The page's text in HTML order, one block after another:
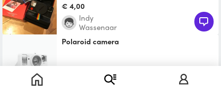
€ 4,00
Indy
Wassenaar
polaroid camera
Marianne